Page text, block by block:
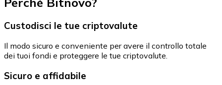
Custodisci le tue criptovalute
Il modo sicuro e conveniente per avere il controllo totale
dei tuoi fondi e proteggere le tue criptovalute.
Sicuro e affidabile